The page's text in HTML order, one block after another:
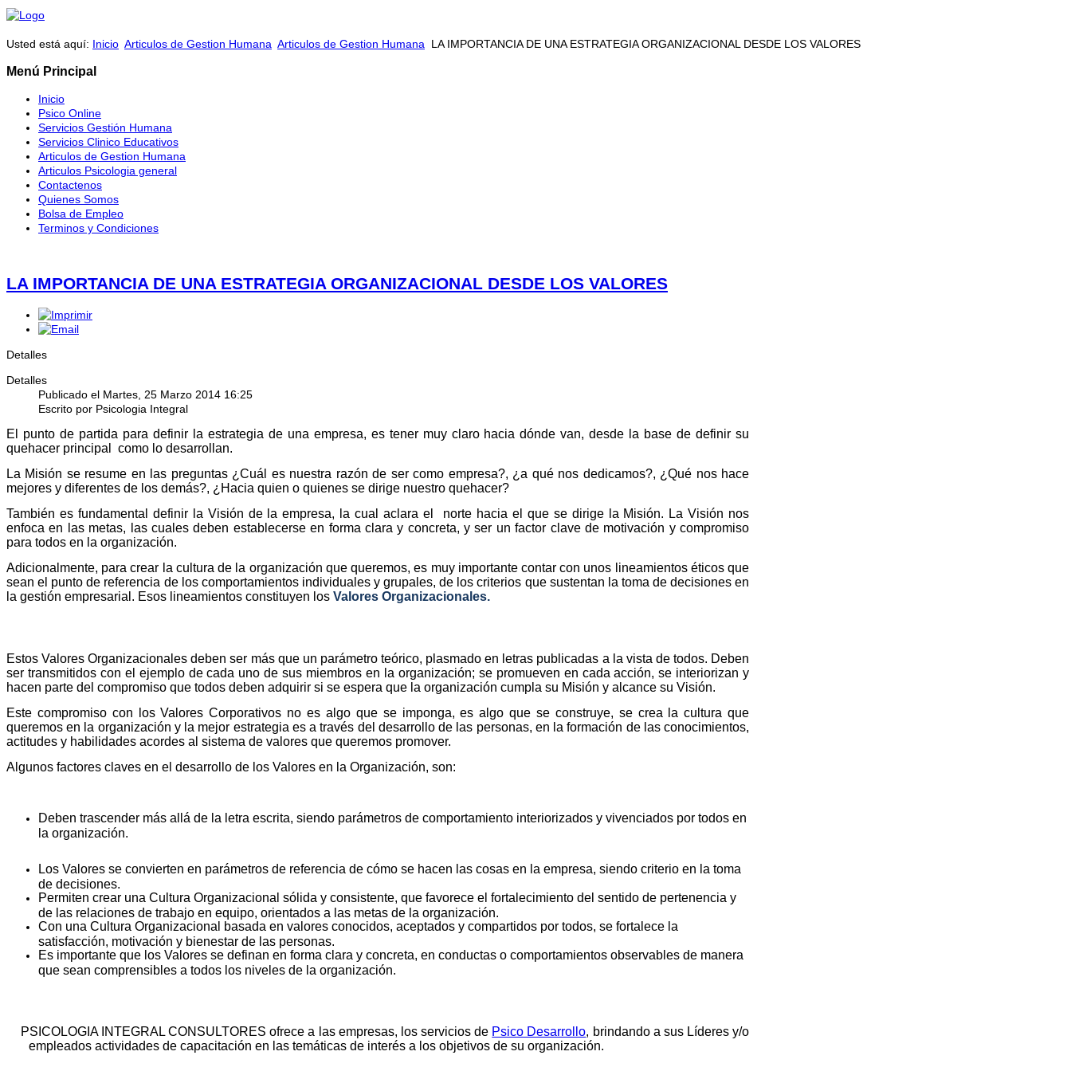
Usted está aquí: Inicio Articulos de Gestion Humana Articulos de Gestion Humana LA IMPORTANCIA DE UNA ESTRATEGIA ORGANIZACIONAL DESDE LOS VALORES
Menú Principal
Inicio
Psico Online
Servicios Gestión Humana
Servicios Clinico Educativos
Articulos de Gestion Humana
Articulos Psicologia general
Contactenos
Quienes Somos
Bolsa de Empleo
Terminos y Condiciones
LA IMPORTANCIA DE UNA ESTRATEGIA ORGANIZACIONAL DESDE LOS VALORES
Detalles
Detalles
Publicado el Martes, 25 Marzo 2014 16:25
Escrito por Psicologia Integral
El punto de partida para definir la estrategia de una empresa, es tener muy claro hacia dónde van, desde la base de definir su
quehacer principal
como lo desarrollan.
La Misión se resume en las preguntas ¿Cuál es nuestra razón de ser como empresa?, ¿a qué nos dedicamos?, ¿Qué nos hace
mejores y diferentes de los demás?, ¿Hacia quien o quienes se dirige nuestro quehacer?
También es fundamental definir la Visión de la empresa, la cual aclara el
norte hacia el que se dirige la Misión. La Visión nos
enfoca en las metas, las cuales deben establecerse en forma clara y concreta, y ser un factor clave de motivación y compromiso
para todos en la organización.
Adicionalmente, para crear la cultura de la organización que queremos, es muy importante contar con unos lineamientos éticos que
sean el punto de referencia de los comportamientos individuales y grupales, de los criterios que sustentan la toma de decisiones en
la gestión empresarial. Esos lineamientos constituyen los Valores Organizacionales.
Estos Valores Organizacionales deben ser más que un parámetro teórico, plasmado en letras publicadas a la vista de todos. Deben
ser transmitidos con el ejemplo de cada uno de sus miembros en la organización; se promueven en cada acción, se interiorizan y
hacen parte del compromiso que todos deben adquirir si se espera que la organización cumpla su Misión y alcance su Visión.
Este compromiso con los Valores Corporativos no es algo que se imponga, es algo que se construye, se crea la cultura que
queremos en la organización y la mejor estrategia es a través del desarrollo de las personas, en la formación de las conocimientos,
actitudes y habilidades acordes al sistema de valores que queremos promover.
Algunos factores claves en el desarrollo de los Valores en la Organización, son:
Deben trascender más allá de la letra escrita, siendo parámetros de comportamiento interiorizados y vivenciados por todos en
la organización.
Los Valores se convierten en parámetros de referencia de cómo se hacen las cosas en la empresa, siendo criterio en la toma
de decisiones.
Permiten crear una Cultura Organizacional sólida y consistente, que favorece el fortalecimiento del sentido de pertenencia y
de las relaciones de trabajo en equipo, orientados a las metas de la organización.
Con una Cultura Organizacional basada en valores conocidos, aceptados y compartidos por todos, se fortalece la
satisfacción, motivación y bienestar de las personas.
Es importante que los Valores se definan en forma clara y concreta, en conductas o comportamientos observables de manera
que sean comprensibles a todos los niveles de la organización.
PSICOLOGIA INTEGRAL CONSULTORES ofrece a las empresas, los servicios de Psico Desarrollo, brindando a sus Líderes y/o
empleados actividades de capacitación en las temáticas de interés a los objetivos de su organización.